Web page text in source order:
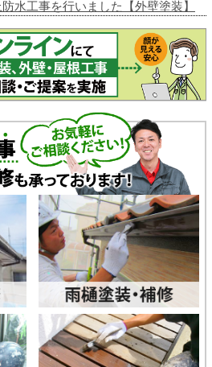
水工事を行いました【外壁塗装】